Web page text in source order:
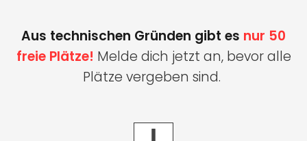
Aus technischen Gründen gibt es nur 50
freie Plätze! Melde dich jetzt an, bevor alle
Plätze vergeben sind.